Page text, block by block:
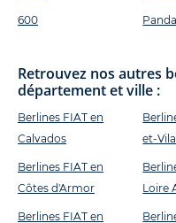
600 Panda
Retrouvez nos autres
département et ville :
Berlines FIAT en
Calvados
Berlines FIAT en
Côtes d'Armor
Berlines FIAT en
et-
Loire